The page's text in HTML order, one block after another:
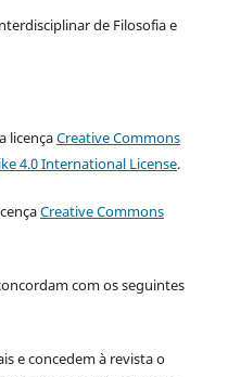
de Filosofia e
licençaCreative Commons
4.0 International License.
Creative Commons
com os seguintes
e concedem à revista o